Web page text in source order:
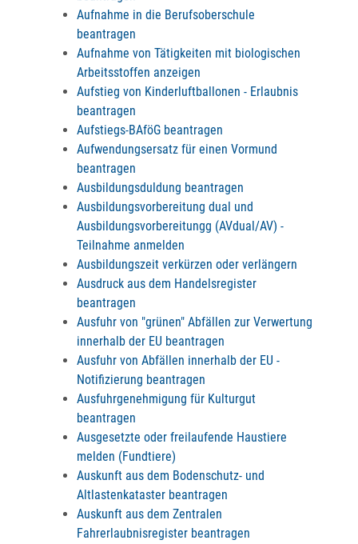
Aufnahme in die Berufsoberschule
beantragen
Aufnahme von Tätigkeiten mit biologischen
Arbeitsstoffen anzeigen
Aufstieg von Kinderluftballonen - Erlaubnis
beantragen
Aufstiegs-BAföG beantragen
Aufwendungsersatz für einen Vormund
beantragen
Ausbildungsduldung beantragen
Ausbildungsvorbereitung dual und
Ausbildungsvorbereitungg (AVdual/AV) -
Teilnahme anmelden
Ausbildungszeit verkürzen oder verlängern
Ausdruck aus dem Handelsregister
beantragen
Ausfuhr von "grünen" Abfällen zur Verwertung
innerhalb der EU beantragen
Ausfuhr von Abfällen innerhalb der EU -
Notifizierung beantragen
Ausfuhrgenehmigung für Kulturgut
beantragen
Ausgesetzte oder freilaufende Haustiere
melden (Fundtiere)
Auskunft aus dem Bodenschutz- und
Altlastenkataster beantragen
Auskunft aus dem Zentralen
Fahrerlaubnisregister beantragen